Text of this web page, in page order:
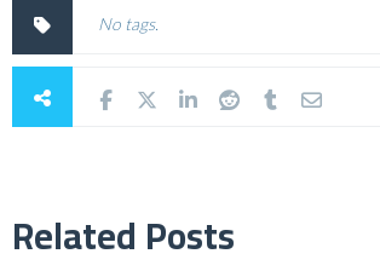
No tags.
Related Posts